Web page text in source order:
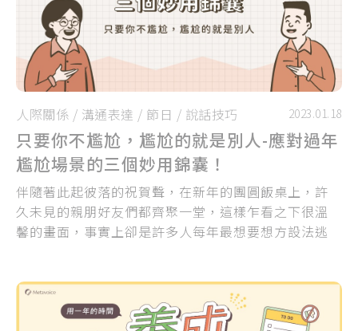
人際關係 / 溝通表達 / 節日 / 說話技巧 2023.01.18
只要你不尷尬，尷尬的就是別人-應對過年
尷尬場景的三個妙用錦囊！
伴隨著此起彼落的祝賀聲，在新年的團圓飯桌上，許
久未見的親朋好友們都齊聚一堂，這樣乍看之下很溫
馨的畫面，事實上卻是許多人每年最想要想方設法逃
親朋好友靈魂拷問...